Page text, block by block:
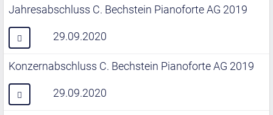
Jahresabschluss C. Bechstein Pianoforte AG 2019
29.09.2020
Konzernabschluss C. Bechstein Pianoforte AG 2019
29.09.2020